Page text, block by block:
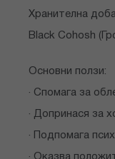
Хранителна
Black Cohosh
Основни ползи:
· Спомага за
· Допринася за
· Подпомага